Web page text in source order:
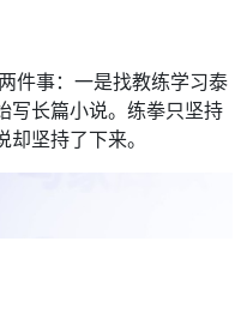
件事：一是找教练学习泰
写长篇小说。练拳只坚持
坚持了下来。